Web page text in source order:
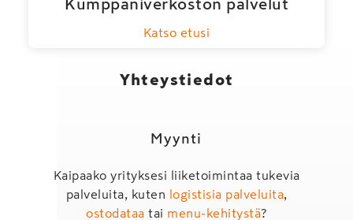
Kumppaniverkoston palvelut
Katso etusi
Yhteystiedot
Myynti
Kaipaako yrityksesi liiketoimintaa tukevia
palveluita, kuten logistisia palveluita
ostodataa tai menu-kehitystä?